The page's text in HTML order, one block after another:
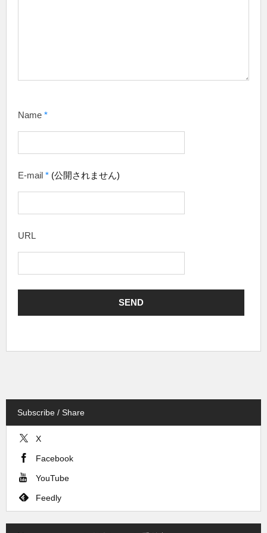
Name *
E-mail * (公開されません)
URL
Subscribe / Share
X
Facebook
YouTube
Feedly